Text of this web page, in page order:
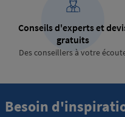
Conseils d'experts et
gratuits
Des conseillers à votre
Besoin